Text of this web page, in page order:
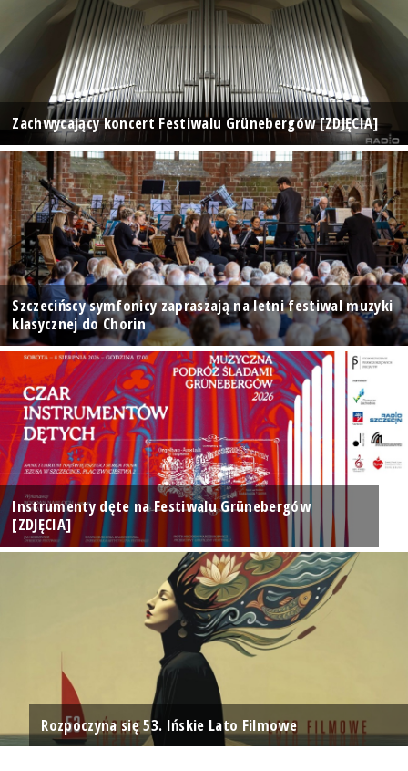
Zachwycający koncert Festiwalu Grünebergów [ZDJĘCIA]
Szczecińscy symfonicy zapraszają na letni festiwal muzyki
klasycznej do Chorin
Instrumenty dęte na Festiwalu Grünebergów
[ZDJĘCIA]
Rozpoczyna się 53. Ińskie Lato Filmowe